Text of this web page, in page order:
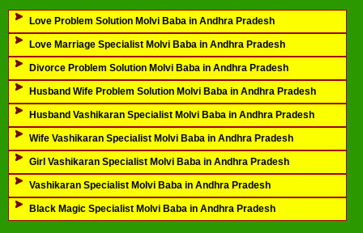
Love Problem Solution Molvi Baba in Andhra Pradesh
Love Marriage Specialist Molvi Baba in Andhra Pradesh
Divorce Problem Solution Molvi Baba in Andhra Pradesh
Husband Wife Problem Solution Molvi Baba in Andhra Pradesh
Husband Vashikaran Specialist Molvi Baba in Andhra Pradesh
Wife Vashikaran Specialist Molvi Baba in Andhra Pradesh
Girl Vashikaran Specialist Molvi Baba in Andhra Pradesh
Vashikaran Specialist Molvi Baba in Andhra Pradesh
Black Magic Specialist Molvi Baba in Andhra Pradesh